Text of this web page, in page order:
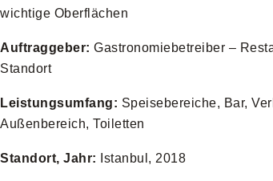
wichtige Oberflächen
Auftraggeber: Gastronomiebetreiber –
Standort
Leistungsumfang: Speisebereiche, Bar,
Außenbereich, Toiletten
Standort, Jahr: Istanbul, 2018